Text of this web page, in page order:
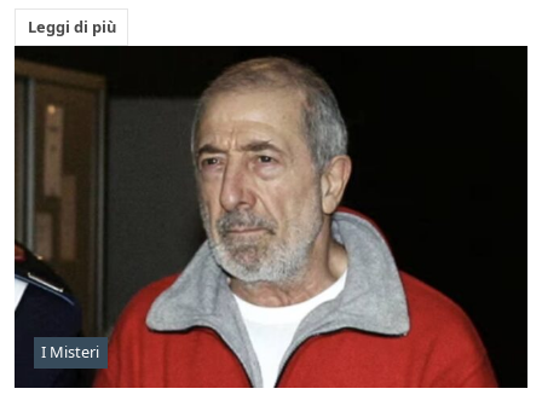
Leggi di più
I Misteri